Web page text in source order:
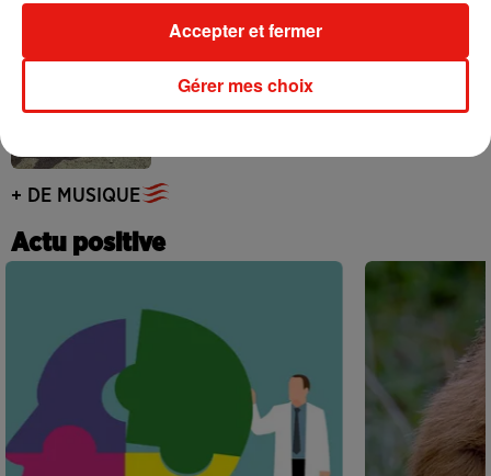
31 juillet 2026
Grand Corps Malade emmène Styleto
+ DE MUSIQUE
Actu positive
Gérer mes choix
Accepter et fermer